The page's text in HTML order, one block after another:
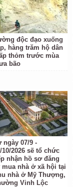
độc đạo xuống
hàng trăm hộ dân
thỏm trước mùa
bão
ngày 07/9 -
10/2026 sẽ tổ chức
nhận hồ sơ đăng
mua nhà ở xã hội tại
nhà ở Mỹ Thượng,
Vinh Lộc